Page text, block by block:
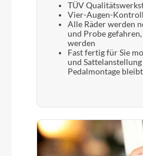
TÜV
Vier-Augen-
Alle Räder werden
und Probe
werden
Fast fertig für Sie
und
Pedalmontage